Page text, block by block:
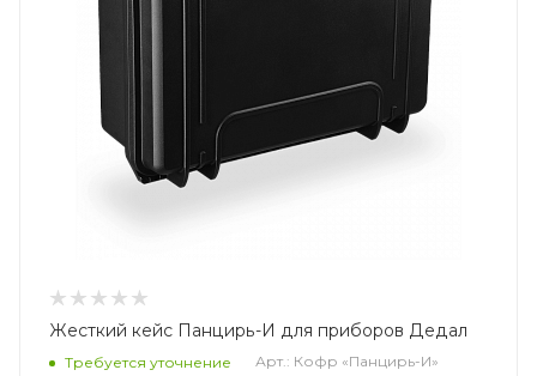
Жесткий кейс Панцирь-И для приборов Дедал
Требуется уточнение Арт.: Кофр «Панцирь-И»